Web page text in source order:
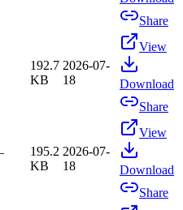
Share
192.7
KB
2026-07-
18
View
Download
Share
195.2
KB
2026-07-
18
View
Download
Share